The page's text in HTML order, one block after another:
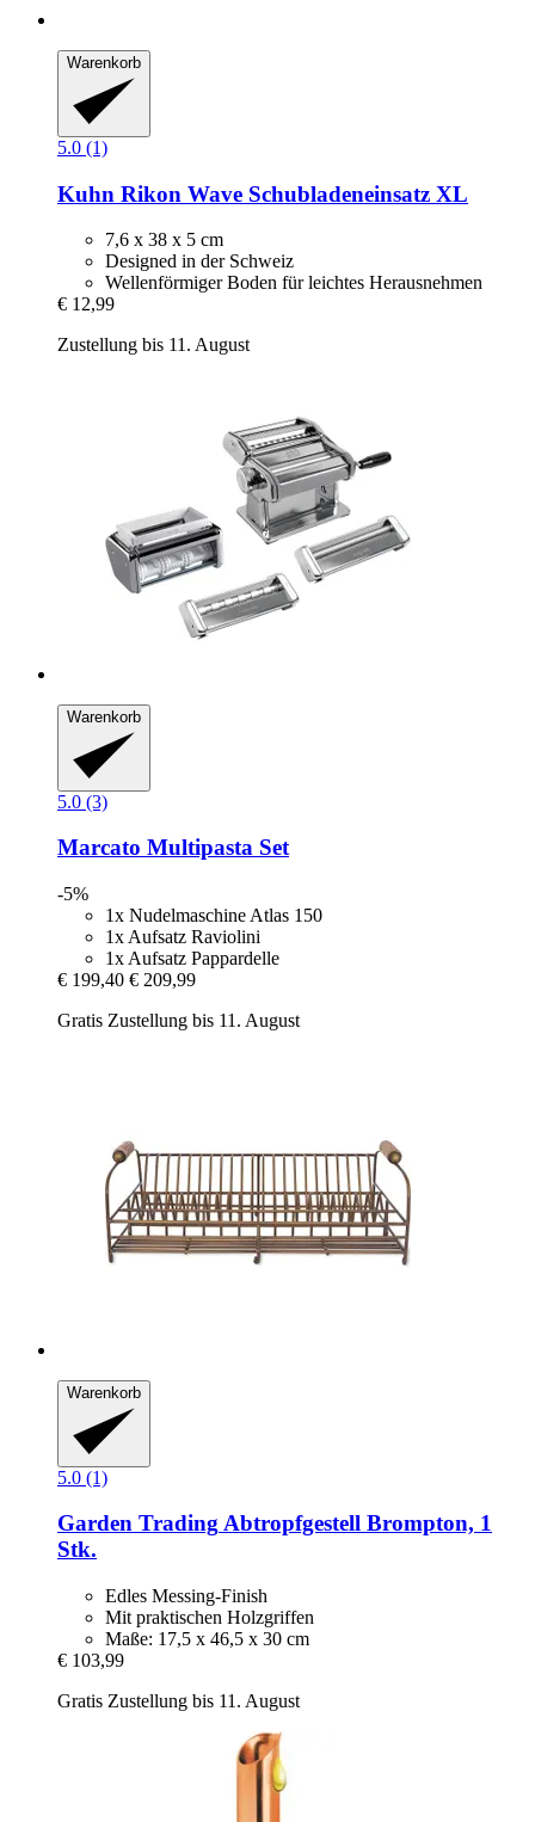
Warenkorb
5.0 (1)
Kuhn Rikon Wave Schubladeneinsatz XL
7,6 x 38 x 5 cm
Designed in der Schweiz
Wellenförmiger Boden für leichtes Herausnehmen
€ 12,99
Zustellung bis 11. August
Warenkorb
5.0 (3)
Marcato Multipasta Set
-5%
1x Nudelmaschine Atlas 150
1x Aufsatz Raviolini
1x Aufsatz Pappardelle
€ 199,40 € 209,99
Gratis Zustellung bis 11. August
Warenkorb
5.0 (1)
Garden TradingAbtropfgestell Brompton, 1
Stk.
Edles Messing-Finish
Mit praktischen Holzgriffen
Maße: 17,5 x 46,5 x 30 cm
€ 103,99
Gratis Zustellung bis 11. August